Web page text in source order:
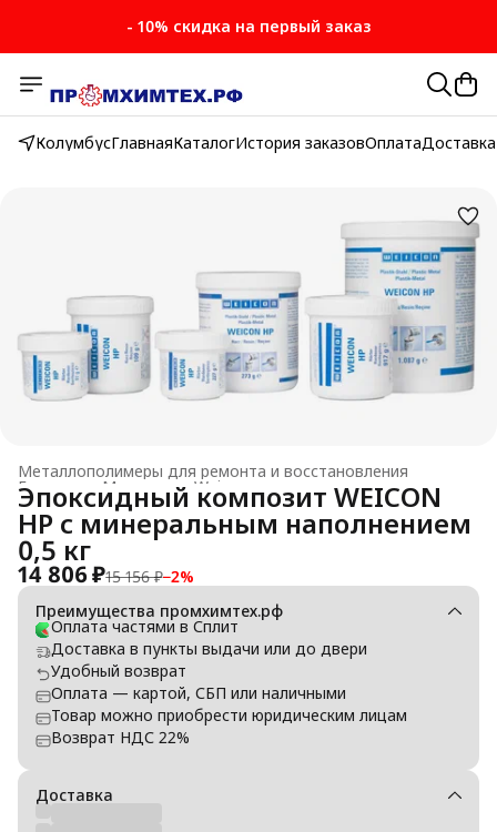
- 10% скидка на первый заказ
КолумбусГлавнаяКаталогИстория заказовОплатаДоставка
Металлополимеры для ремонта и восстановления
Материалы Weicon
Главная
Эпоксидный композит WEICON
HP с минеральным наполнением
0,5 кг
14 806 ₽15 156 ₽−2%
Преимущества промхимтех.рф
Оплата частями в Сплит
Доставка в пункты выдачи или до двери
Удобный возврат
Оплата — картой, СБП или наличными
Товар можно приобрести юридическим лицам
Возврат НДС 22%
Доставка